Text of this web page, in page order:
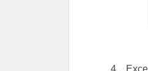
4、